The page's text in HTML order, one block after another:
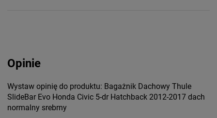
Opinie
Wystaw opinię do produktu: Bagażnik Dachowy Thule
SlideBar Evo Honda Civic 5-dr Hatchback 2012-2017 dach
normalny srebrny